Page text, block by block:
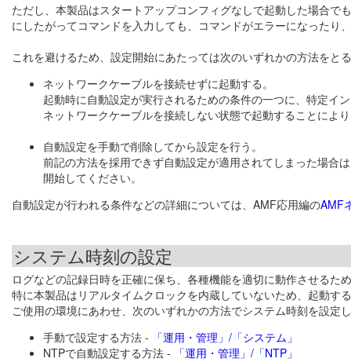
ただし、本製品はスタートアップコンフィグなしで起動した場合
にしたがってコマンドを入力しても、コマンドがエラーになったり
これを避けるため、設定開始にあたっては次のいずれかの方法をと
ネットワークケーブルを接続せずに起動する。
起動時に自動設定が実行されるための条件の一つに、特定イ
ネットワークケーブルを接続しない状態で起動することによ
自動設定を手動で削除してから設定を行う。
前記の方法を採用できず自動設定が適用されてしまった場合
開始してください。
自動設定が行われる条件などの詳細については、AMF応用編のAMF
システム時刻の設定
ログなどの記録日時を正確に保ち、各種機能を適切に動作させる
特に本製品はリアルタイムクロックを内蔵していないため、起動す
ご使用の環境にあわせ、次のいずれかの方法でシステム時刻を設定
手動で設定する方法 -
「運用・管理」/「システム」
NTPで自動設定する方法 -
「運用・管理」/「NTP」